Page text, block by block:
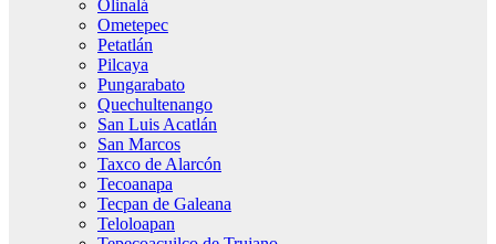
Olinalá
Ometepec
Petatlán
Pilcaya
Pungarabato
Quechultenango
San Luis Acatlán
San Marcos
Taxco de Alarcón
Tecoanapa
Tecpan de Galeana
Teloloapan